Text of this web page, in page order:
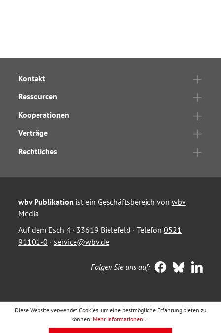
Kontakt
Ressourcen
Kooperationen
Verträge
Rechtliches
wbv Publikation ist ein Geschäftsbereich von wbv
Media
Auf dem Esch 4 · 33619 Bielefeld · Telefon 0521
91101-0 · service@wbv.de
Folgen Sie uns auf:
Diese Website verwendet Cookies, um eine bestmögliche Erfahrung bieten zu
können. Mehr Informationen ...